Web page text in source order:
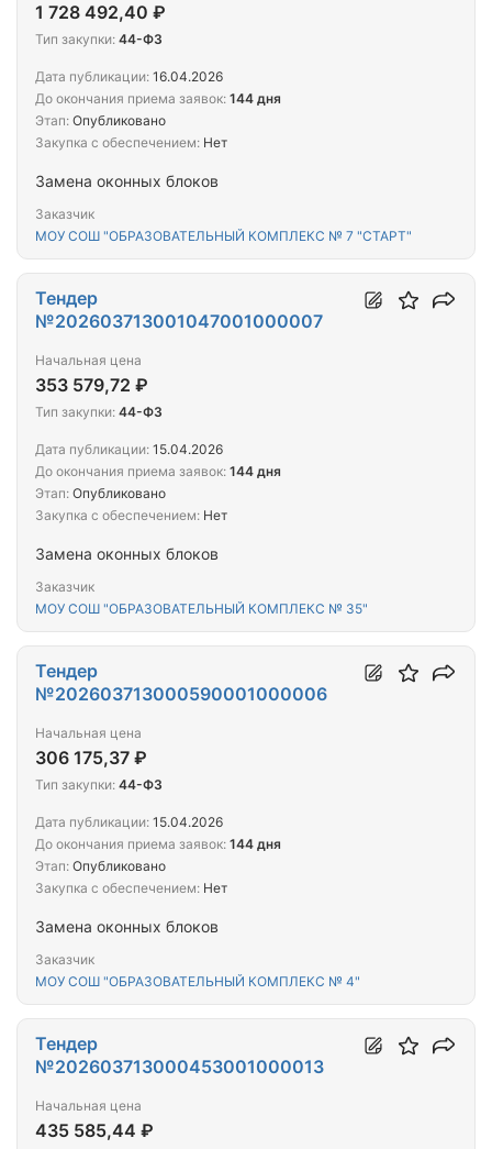
Замена оконных блоков
Заказчик
МОУ СОШ "ОБРАЗОВАТЕЛЬНЫЙ КОМПЛЕКС № 7 "СТАРТ"
1 728 492,40 ₽
Тип закупки: 44-ФЗ
Дата публикации: 16.04.2026
До окончания приема заявок: 144 дня
Этап: Опубликовано
Закупка с обеспечением: Нет
Замена оконных блоков
Заказчик
МОУ СОШ "ОБРАЗОВАТЕЛЬНЫЙ КОМПЛЕКС № 35"
Тендер
№202603713001047001000007
Начальная цена
353 579,72 ₽
Тип закупки: 44-ФЗ
Дата публикации: 15.04.2026
До окончания приема заявок: 144 дня
Этап: Опубликовано
Закупка с обеспечением: Нет
Замена оконных блоков
Заказчик
МОУ СОШ "ОБРАЗОВАТЕЛЬНЫЙ КОМПЛЕКС № 4"
Тендер
№202603713000590001000006
Начальная цена
306 175,37 ₽
Тип закупки: 44-ФЗ
Дата публикации: 15.04.2026
До окончания приема заявок: 144 дня
Этап: Опубликовано
Закупка с обеспечением: Нет
Тендер
№202603713000453001000013
Начальная цена
435 585,44 ₽